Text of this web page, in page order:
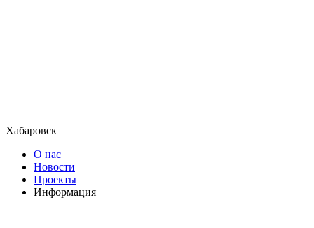
Хабаровск
О нас
Новости
Проекты
Информация